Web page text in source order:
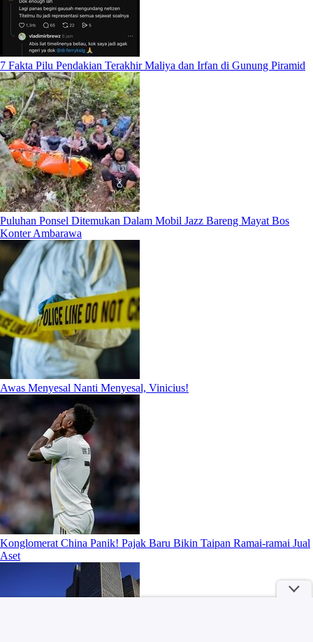
7 Fakta Pilu Pendakian Terakhir Maliya dan Irfan di Gunung Piramid
Puluhan Ponsel Ditemukan Dalam Mobil Jazz Bareng Mayat Bos
Konter Ambarawa
Awas Menyesal Nanti Menyesal, Vinicius!
Konglomerat China Panik! Pajak Baru Bikin Taipan Ramai-ramai Jual
Aset